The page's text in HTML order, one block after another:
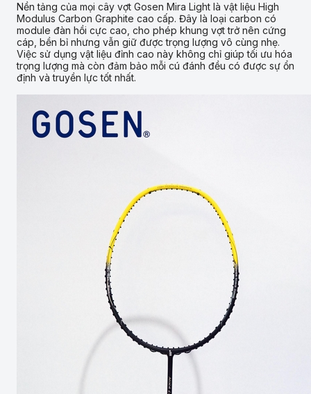
Nền tảng của mọi cây vợt Gosen Mira Light là vật liệu High
Modulus Carbon Graphite cao cấp. Đây là loại carbon có
module đàn hồi cực cao, cho phép khung vợt trở nên cứng
cáp, bền bỉ nhưng vẫn giữ được trọng lượng vô cùng nhẹ.
Việc sử dụng vật liệu đỉnh cao này không chỉ giúp tối ưu hóa
trọng lượng mà còn đảm bảo mỗi cú đánh đều có được sự ổn
định và truyền lực tốt nhất.